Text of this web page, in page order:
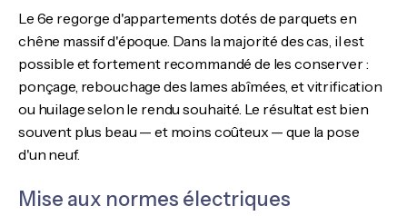
Le 6e regorge d'appartements dotés de parquets en
chêne massif d'époque. Dans la majorité des cas, il est
possible et fortement recommandé de les conserver :
ponçage, rebouchage des lames abîmées, et vitrification
ou huilage selon le rendu souhaité. Le résultat est bien
souvent plus beau — et moins coûteux — que la pose
d'un neuf.
Mise aux normes électriques